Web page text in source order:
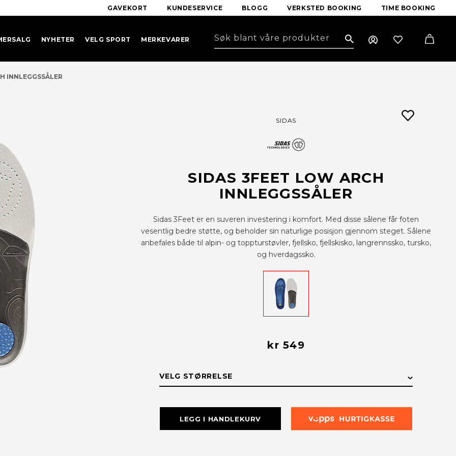
GAVEKORT KUNDESERVICE BLOGG VERKSTED BOOKING TIME BOOKING
NYHETER VELG SPORT MERKEVARER Search
INNLEGGSSÅLER
SIDAS
SIDAS 3FEET LOW ARCH
INNLEGGSSÅLER
Sidas 3Feet er en suveren investering i komfort. Med disse sålene får foten
vesentlig bedre støtte, og beholder sin naturlige posisjon gjennom steget. Sålene
anbefales både til alpin- og toppturstøvler, fjellsko, fjellskisko, langrennssko, tursko,
og hverdagssko.
kr 549
VELG STØRRELSE
STØRRELSE LAGERSTATUS
LEGG I HANDLEKURV